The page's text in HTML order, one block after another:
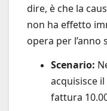
dire, è che la
non ha effetto
opera per l’anno
Scenario:
acquisisce
fattura